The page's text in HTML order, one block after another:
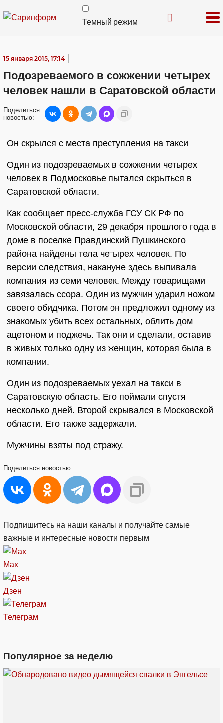
Темный режим
15 января 2015, 17:14
Подозреваемого в сожжении четырех
человек нашли в Саратовской области
Поделиться
новостью:
Он скрылся с места преступления на такси
Один из подозреваемых в сожжении четырех
человек в Подмосковье пытался скрыться в
Саратовской области.
Как сообщает пресс-служба ГСУ СК РФ по
Московской области, 29 декабря прошлого года в
доме в поселке Правдинский Пушкинского
района найдены тела четырех человек. По
версии следствия, накануне здесь выпивала
компания из семи человек. Между товарищами
завязалась ссора. Один из мужчин ударил ножом
своего обидчика. Потом он предложил одному из
знакомых убить всех остальных, облить дом
ацетоном и поджечь. Так они и сделали, оставив
в живых только одну из женщин, которая была в
компании.
Один из подозреваемых уехал на такси в
Саратовскую область. Его поймали спустя
несколько дней. Второй скрывался в Московской
области. Его также задержали.
Мужчины взяты под стражу.
Поделиться новостью:
Подпишитесь на наши каналы и получайте самые
важные и интересные новости первым
Max
Дзен
Телеграм
Популярное за неделю